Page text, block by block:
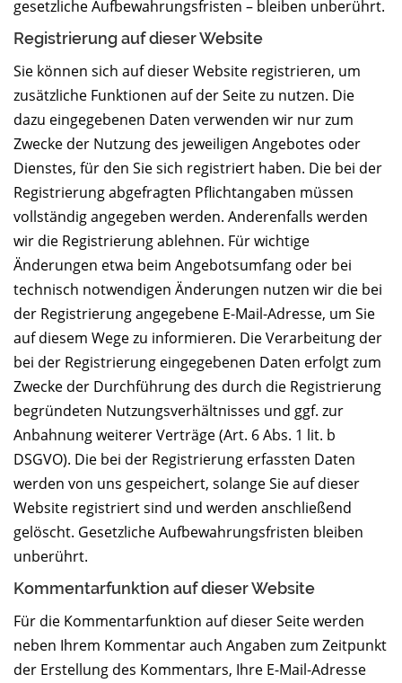
gesetzliche Aufbewahrungsfristen – bleiben unberührt.
Registrierung auf dieser Website
Sie können sich auf dieser Website registrieren, um
zusätzliche Funktionen auf der Seite zu nutzen. Die
dazu eingegebenen Daten verwenden wir nur zum
Zwecke der Nutzung des jeweiligen Angebotes oder
Dienstes, für den Sie sich registriert haben. Die bei der
Registrierung abgefragten Pflichtangaben müssen
vollständig angegeben werden. Anderenfalls werden
wir die Registrierung ablehnen. Für wichtige
Änderungen etwa beim Angebotsumfang oder bei
technisch notwendigen Änderungen nutzen wir die bei
der Registrierung angegebene E-Mail-Adresse, um Sie
auf diesem Wege zu informieren. Die Verarbeitung der
bei der Registrierung eingegebenen Daten erfolgt zum
Zwecke der Durchführung des durch die Registrierung
begründeten Nutzungsverhältnisses und ggf. zur
Anbahnung weiterer Verträge (Art. 6 Abs. 1 lit. b
DSGVO). Die bei der Registrierung erfassten Daten
werden von uns gespeichert, solange Sie auf dieser
Website registriert sind und werden anschließend
gelöscht. Gesetzliche Aufbewahrungsfristen bleiben
unberührt.
Kommentar­funktion auf dieser Website
Für die Kommentarfunktion auf dieser Seite werden
neben Ihrem Kommentar auch Angaben zum Zeitpunkt
der Erstellung des Kommentars, Ihre E-Mail-Adresse